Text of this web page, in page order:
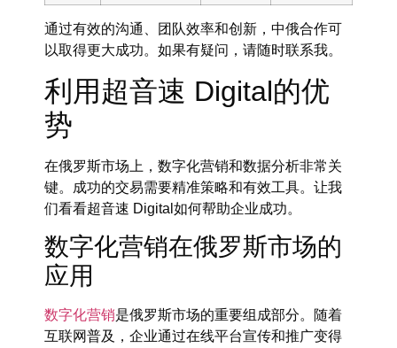
通过有效的沟通、团队效率和创新，中俄合作可
以取得更大成功。如果有疑问，请随时联系我。
利用超音速 Digital的优
势
在俄罗斯市场上，数字化营销和数据分析非常关
键。成功的交易需要精准策略和有效工具。让我
们看看超音速 Digital如何帮助企业成功。
数字化营销在俄罗斯市场的
应用
数字化营销是俄罗斯市场的重要组成部分。随着
互联网普及，企业通过在线平台宣传和推广变得